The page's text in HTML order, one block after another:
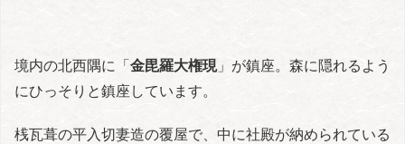
境内の北西隅に「金毘羅大権現」が鎮座。森に隠れるよう
にひっそりと鎮座しています。
桟瓦葺の平入切妻造の覆屋で、中に社殿が納められている